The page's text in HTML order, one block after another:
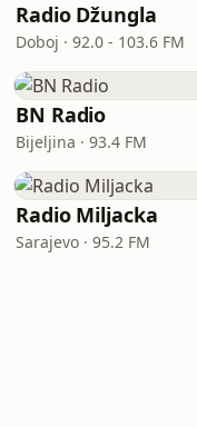
Radio Džungla
Doboj · 92.0 - 103.6 FM
BN Radio
Bijeljina · 93.4 FM
Radio Miljacka
Sarajevo · 95.2 FM